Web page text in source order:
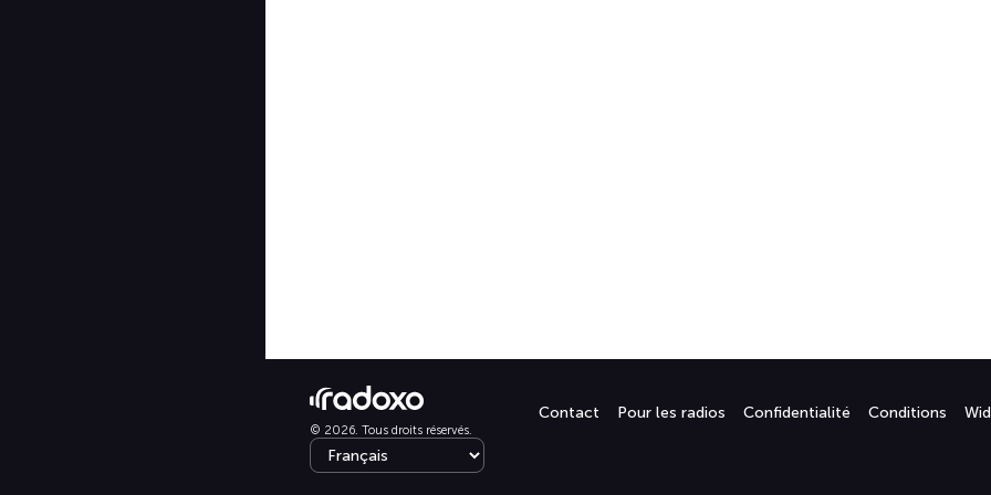
© 2026. Tous droits réservés.
Contact Pour les radios Confidentialité Conditions
Select language